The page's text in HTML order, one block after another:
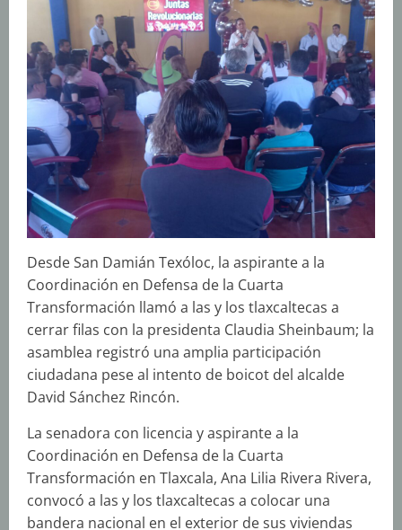
Desde San Damián Texóloc, la aspirante a la
Coordinación en Defensa de la Cuarta
Transformación llamó a las y los tlaxcaltecas a
cerrar filas con la presidenta Claudia Sheinbaum; la
asamblea registró una amplia participación
ciudadana pese al intento de boicot del alcalde
David Sánchez Rincón.
La senadora con licencia y aspirante a la
Coordinación en Defensa de la Cuarta
Transformación en Tlaxcala, Ana Lilia Rivera Rivera,
convocó a las y los tlaxcaltecas a colocar una
bandera nacional en el exterior de sus viviendas